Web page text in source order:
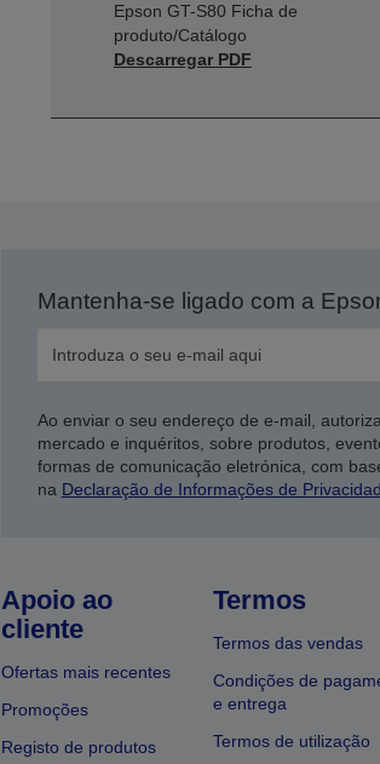
Epson GT-S80 Ficha de
produto/Catálogo
Descarregar PDF
Mantenha-se ligado com a
Ao enviar o seu endereço de e-mail,
mercado e inquéritos, sobre produtos,
formas de comunicação eletrónica, com
na Declaração de Informações de
Apoio ao
cliente
Ofertas mais recentes
Promoções
Registo de produtos
Termos
Termos das vendas
Condições de
e entrega
Termos de utilização